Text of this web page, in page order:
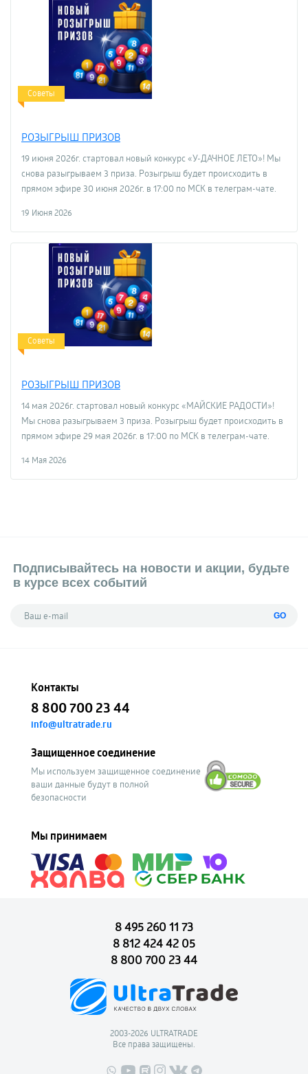
Советы
РОЗЫГРЫШ ПРИЗОВ
19 июня 2026г. стартовал новый конкурс «У-ДАЧНОЕ ЛЕТО»! Мы
снова разыгрываем 3 приза. Розыгрыш будет происходить в
прямом эфире 30 июня 2026г. в 17:00 по МСК в телеграм-чате.
19 Июня 2026
Советы
РОЗЫГРЫШ ПРИЗОВ
14 мая 2026г. стартовал новый конкурс «МАЙСКИЕ РАДОСТИ»!
Мы снова разыгрываем 3 приза. Розыгрыш будет происходить в
прямом эфире 29 мая 2026г. в 17:00 по МСК в телеграм-чате.
14 Мая 2026
Подписывайтесь на новости и акции, будьте
в курсе всех событий
GO
Контакты
8 800 700 23 44
info@ultratrade.ru
Защищенное соединение
Мы используем защищенное соединение
ваши данные будут в полной
безопасности
Мы принимаем
8 495 260 11 73
8 812 424 42 05
8 800 700 23 44
2003-2026 ULTRATRADE
Все права защищены.